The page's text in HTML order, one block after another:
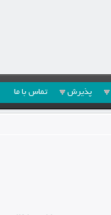
پذیرش تماس با ما